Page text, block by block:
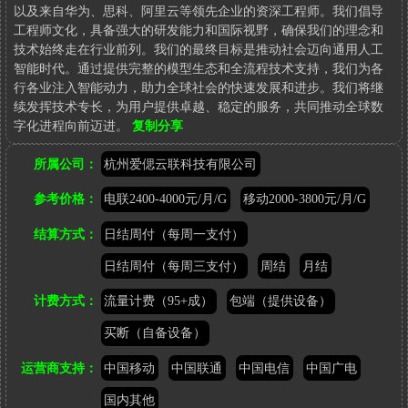
以及来自华为、思科、阿里云等领先企业的资深工程师。我们倡导
工程师文化，具备强大的研发能力和国际视野，确保我们的理念和
技术始终走在行业前列。我们的最终目标是推动社会迈向通用人工
智能时代。通过提供完整的模型生态和全流程技术支持，我们为各
行各业注入智能动力，助力全球社会的快速发展和进步。我们将继
续发挥技术专长，为用户提供卓越、稳定的服务，共同推动全球数
字化进程向前迈进。
参
接：
http://www.heixinyun.cn/GO/?
7275.AiYunLian
复制分享
所属公司： 杭州爱偲云联科技有限公司
参考价格： 电联2400-4000元/月/G 移动2000-3800元/月/G
结算方式： 日结周付（每周一支付）
日结周付（每周三支付） 周结 月结
计费方式： 流量计费（95+成） 包端（提供设备）
买断（自备设备）
运营商支持： 中国移动 中国联通 中国电信 中国广电
国内其他